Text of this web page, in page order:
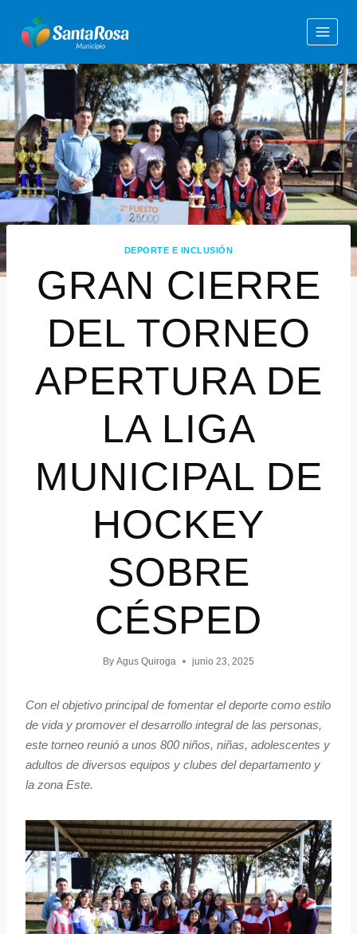
DEPORTE E INCLUSIÓN
GRAN CIERRE
DEL TORNEO
APERTURA DE
LA LIGA
MUNICIPAL DE
HOCKEY
SOBRE
CÉSPED
By Agus Quiroga junio 23, 2025
Con el objetivo principal de fomentar el deporte como estilo
de vida y promover el desarrollo integral de las personas,
este torneo reunió a unos 800 niños, niñas, adolescentes y
adultos de diversos equipos y clubes del departamento y
la zona Este.